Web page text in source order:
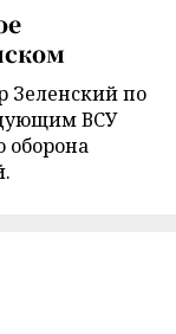
Зеленский по
ВСУ